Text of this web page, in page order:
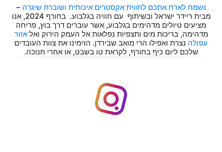
נשמח לארח אתכם לחווית אקסטרים איכותית ושוברת שיגרה –
מבית ריידר ישראל ובשיתוף עם חוויה בגלבוע. בחורף 2024, אנו
מציעים טיולים מדהימים בגלבוע, אשר עוברים דרך בוץ, פריחה
מדהימה, בריכות מים ותצפיות נפלאות אל העמק הירוק ואלאזור
עפולה נצרת ואפילו הרי מואב שבירדן. הזימינו את צוות העובדים
שלכם ליום כיף בחורף, לקראת טו בשבט, או אחרי חנוכה.